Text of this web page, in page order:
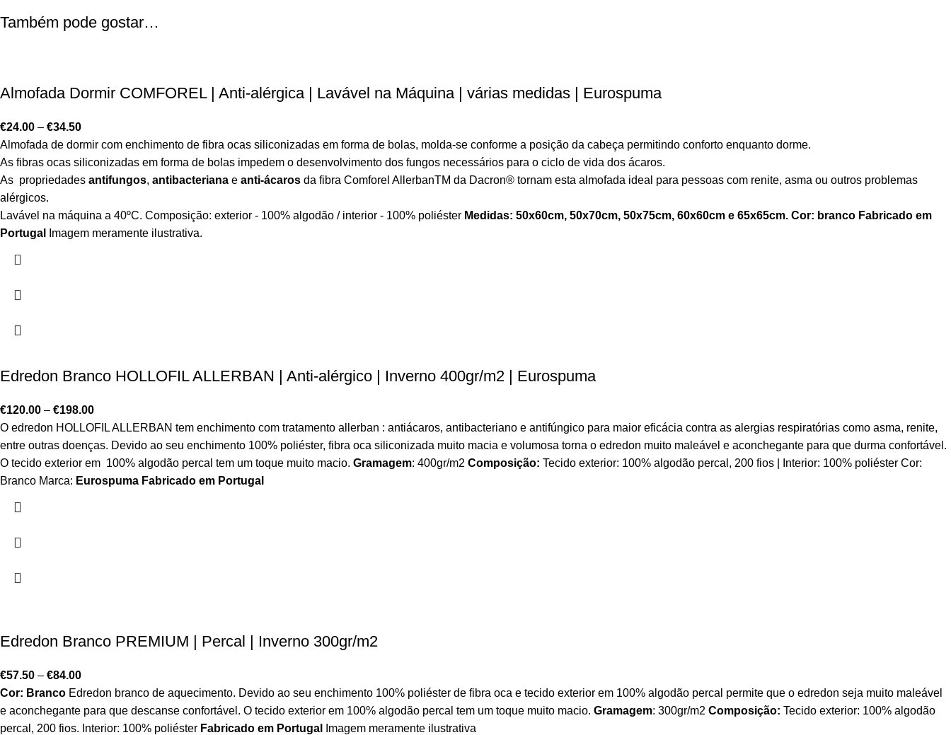
Também pode gostar…
Almofada Dormir COMFOREL | Anti-alérgica | Lavável na Máquina | várias medidas | Eurospuma
€24.00 – €34.50
Almofada de dormir com enchimento de fibra ocas siliconizadas em forma de bolas, molda-se conforme a posição da cabeça permitindo conforto enquanto dorme.
As fibras ocas siliconizadas em forma de bolas impedem o desenvolvimento dos fungos necessários para o ciclo de vida dos ácaros.
As propriedades antifungos, antibacteriana e anti-ácaros da fibra Comforel AllerbanTM da Dacron® tornam esta almofada ideal para pessoas com renite, asma ou outros problemas
alérgicos.
Lavável na máquina a 40ºC. Composição: exterior - 100% algodão / interior - 100% poliéster Medidas: 50x60cm, 50x70cm, 50x75cm, 60x60cm e 65x65cm. Cor: branco Fabricado em
Portugal
Imagem meramente ilustrativa.
Edredon Branco HOLLOFIL ALLERBAN | Anti-alérgico | Inverno 400gr/m2 | Eurospuma
€120.00 – €198.00
O edredon HOLLOFIL ALLERBAN tem enchimento com tratamento allerban : antiácaros, antibacteriano e antifúngico para maior eficácia contra as alergias respiratórias como asma, renite,
entre outras doenças. Devido ao seu enchimento 100% poliéster, fibra oca siliconizada muito macia e volumosa torna o edredon muito maleável e aconchegante para que durma confortável.
O tecido exterior em 100% algodão percal tem um toque muito macio. Gramagem: 400gr/m2 Composição: Tecido exterior: 100% algodão percal, 200 fios | Interior: 100% poliéster Cor:
Branco Marca: Eurospuma Fabricado em Portugal
Edredon Branco PREMIUM | Percal | Inverno 300gr/m2
€57.50 – €84.00
Cor: Branco Edredon branco de aquecimento. Devido ao seu enchimento 100% poliéster de fibra oca e tecido exterior em 100% algodão percal permite que o edredon seja muito maleável
e aconchegante para que descanse confortável. O tecido exterior em 100% algodão percal tem um toque muito macio. Gramagem: 300gr/m2 Composição: Tecido exterior: 100% algodão
percal, 200 fios. Interior: 100% poliéster Fabricado em Portugal Imagem meramente ilustrativa